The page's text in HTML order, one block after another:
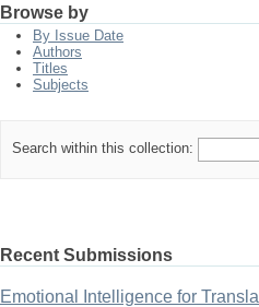
Browse by
By Issue Date
Authors
Titles
Subjects
Search within this collection:
Recent Submissions
Emotional Intelligence for